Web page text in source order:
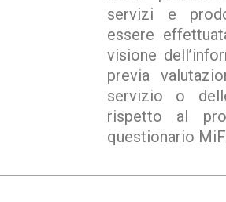
servizi e
essere
visione
previa
servizio o
rispetto al
questionario